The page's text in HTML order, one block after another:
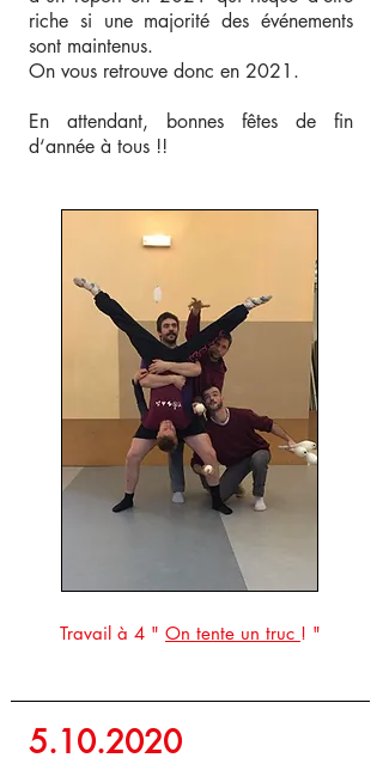
riche si une majorité des événements
sont maintenus.
On vous retrouve donc en 2021.
En attendant, bonnes fêtes de fin
d‘année à tous !!
Travail à 4 " On tente un truc ! "
5.10.2020